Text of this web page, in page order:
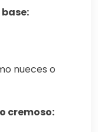
nueces o
cremoso: